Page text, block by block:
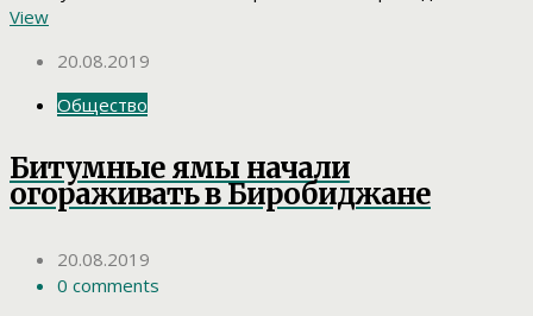
View
20.08.2019
Общество
Битумные ямы начали
огораживать в Биробиджане
20.08.2019
0 comments